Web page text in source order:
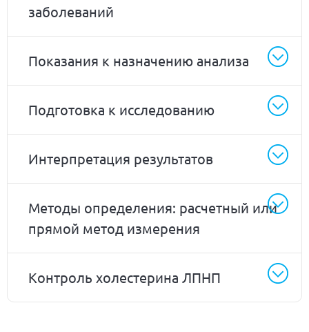
заболеваний
Показания к назначению анализа
Подготовка к исследованию
Интерпретация результатов
Методы определения: расчетный или
прямой метод измерения
Контроль холестерина ЛПНП